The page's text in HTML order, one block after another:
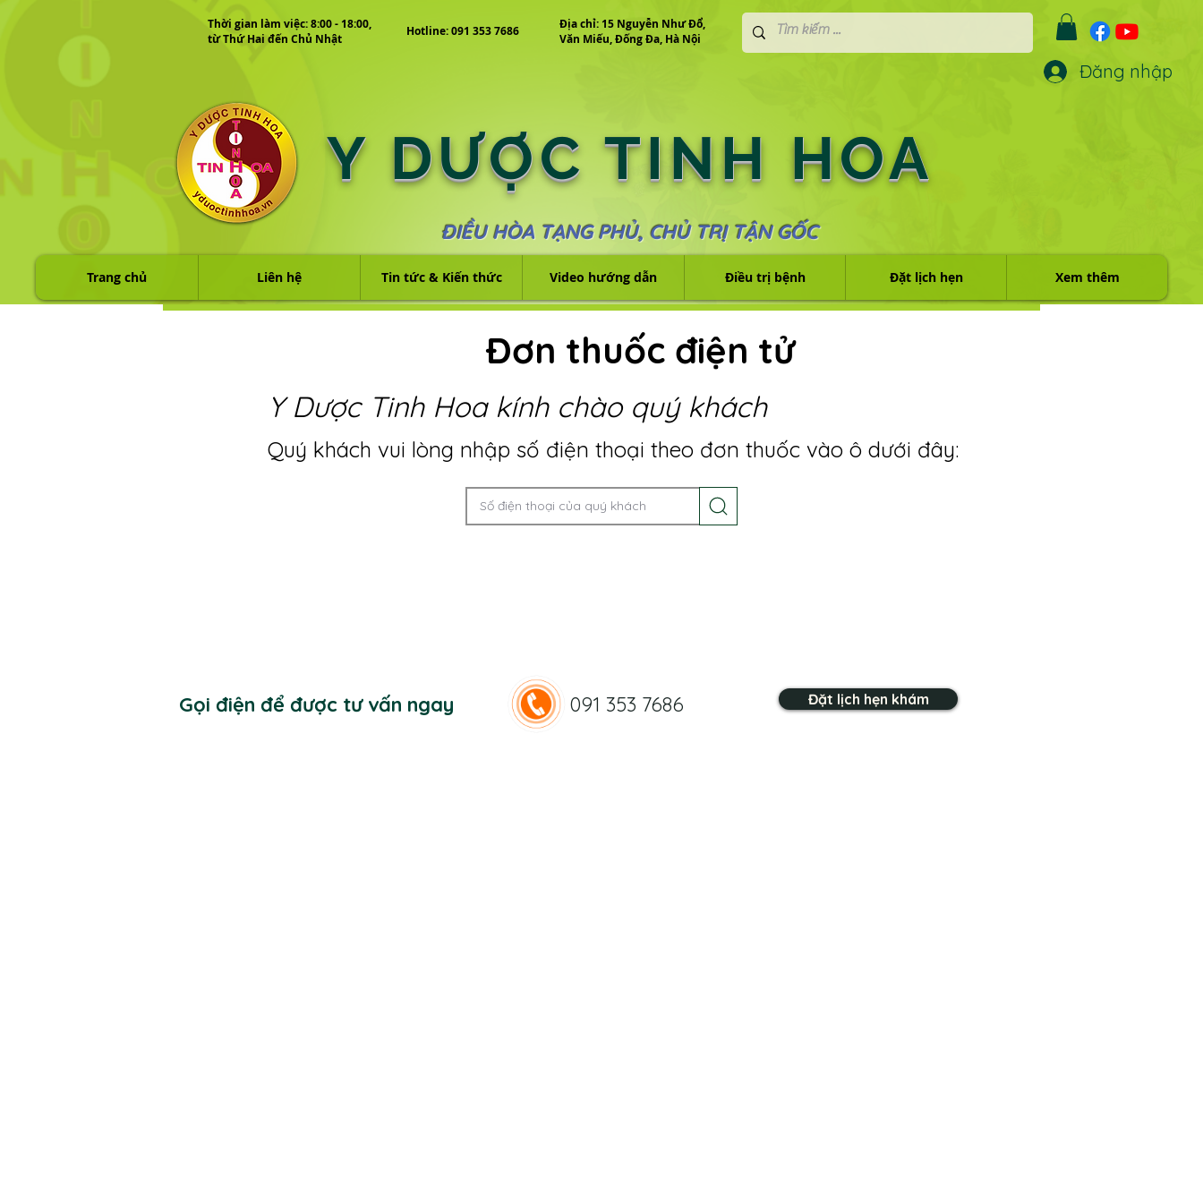
Đăng nhập
Thời gian làm việc: 8:00 - 18:00,
từ Thứ Hai đến Chủ Nhật
Hotline: 091 353 7686
Địa chỉ: 15 Nguyễn Như Đổ,
Văn Miếu, Đống Đa, Hà Nội
Y DƯỢC TINH HOA
ĐIỀU HÒA TẠNG PHỦ, CHỦ TRỊ TẬN GỐC
Trang chủ Liên hệ Tin tức & Kiến thức Video hướng dẫn Điều trị bệnh Đặt lịch hẹn Xem thêm
Đơn thuốc điện tử
Y Dược Tinh Hoa kính chào quý khách
Quý khách vui lòng nhập số điện thoại theo đơn thuốc vào ô dưới đây:
Gọi điện để được tư vấn ngay 091 353 7686 Đặt lịch hẹn khám